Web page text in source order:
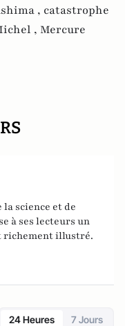
, catastrophe
, Mercure
science et de
à ses lecteurs un
richement illustré.
24 Heures 7 Jours